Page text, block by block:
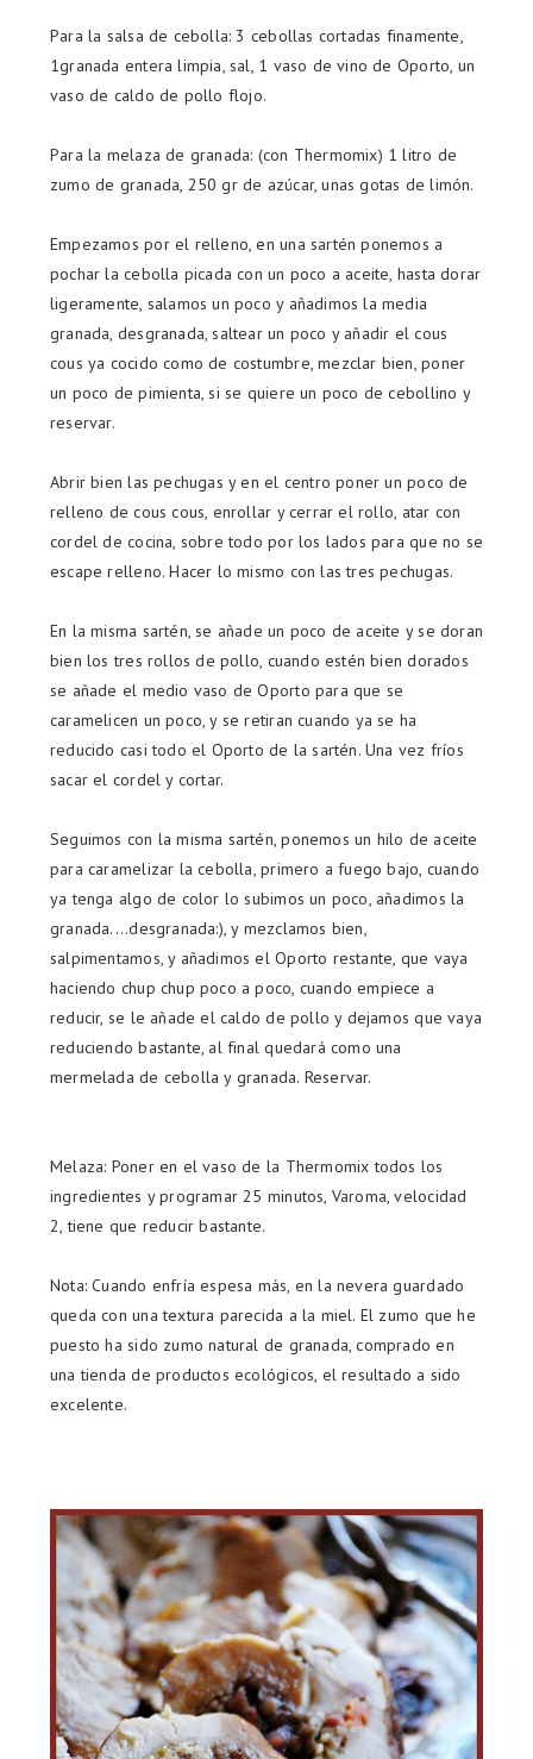
Para la salsa de cebolla: 3 cebollas cortadas finamente,
1granada entera limpia, sal, 1 vaso de vino de Oporto, un
vaso de caldo de pollo flojo.
Para la melaza de granada: (con Thermomix) 1 litro de
zumo de granada, 250 gr de azúcar, unas gotas de limón.
Empezamos por el relleno, en una sartén ponemos a
pochar la cebolla picada con un poco a aceite, hasta dorar
ligeramente, salamos un poco y añadimos la media
granada, desgranada, saltear un poco y añadir el cous
cous ya cocido como de costumbre, mezclar bien, poner
un poco de pimienta, si se quiere un poco de cebollino y
reservar.
Abrir bien las pechugas y en el centro poner un poco de
relleno de cous cous, enrollar y cerrar el rollo, atar con
cordel de cocina, sobre todo por los lados para que no se
escape relleno. Hacer lo mismo con las tres pechugas.
En la misma sartén, se añade un poco de aceite y se doran
bien los tres rollos de pollo, cuando estén bien dorados
se añade el medio vaso de Oporto para que se
caramelicen un poco, y se retiran cuando ya se ha
reducido casi todo el Oporto de la sartén. Una vez fríos
sacar el cordel y cortar.
Seguimos con la misma sartén, ponemos un hilo de aceite
para caramelizar la cebolla, primero a fuego bajo, cuando
ya tenga algo de color lo subimos un poco, añadimos la
granada....desgranada:), y mezclamos bien,
salpimentamos, y añadimos el Oporto restante, que vaya
haciendo chup chup poco a poco, cuando empiece a
reducir, se le añade el caldo de pollo y dejamos que vaya
reduciendo bastante, al final quedará como una
mermelada de cebolla y granada. Reservar.
Melaza: Poner en el vaso de la Thermomix todos los
ingredientes y programar 25 minutos, Varoma, velocidad
2, tiene que reducir bastante.
Nota: Cuando enfría espesa más, en la nevera guardado
queda con una textura parecida a la miel. El zumo que he
puesto ha sido zumo natural de granada, comprado en
una tienda de productos ecológicos, el resultado a sido
excelente.